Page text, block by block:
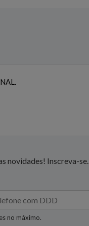
novidades! Inscreva-se.
no máximo.